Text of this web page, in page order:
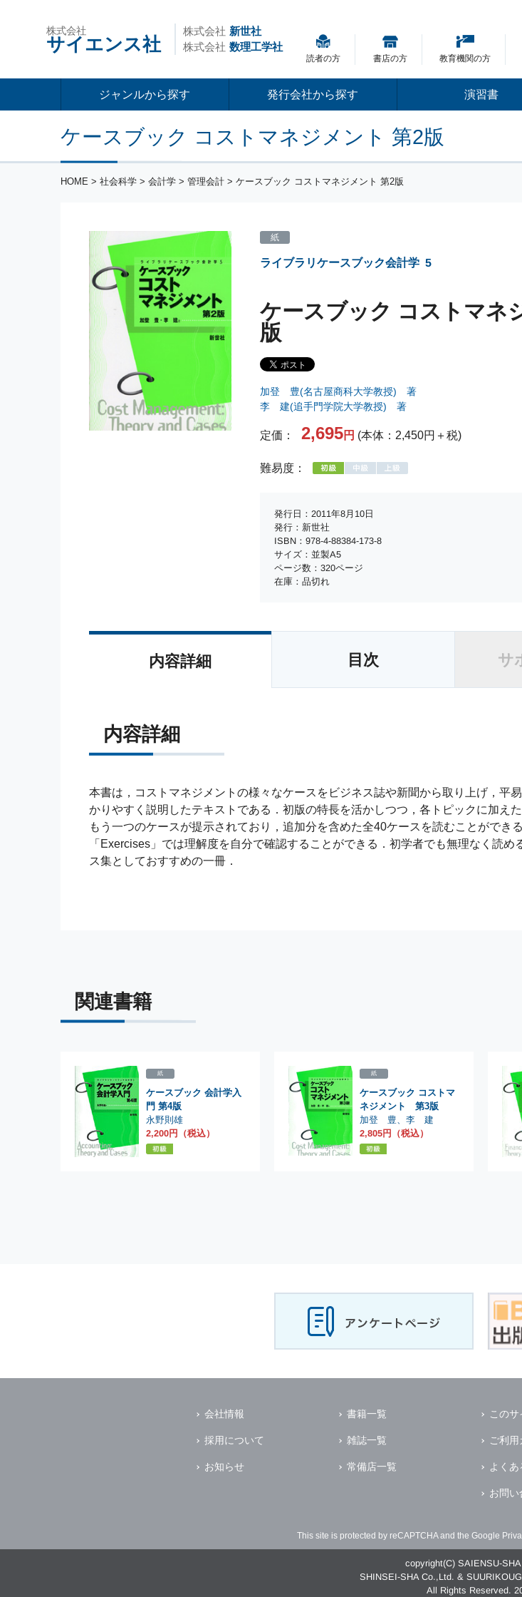
株式会社
サイエンス社
株式会社 新世社
株式会社 数理工学社
読者の方 書店の方 教育機関の方
ジャンルから探す 発行会社から探す 演習書
ケースブック コストマネジメント 第2版
HOME > 社会科学 > 会計学 > 管理会計 > ケースブック コストマネジメント 第2版
紙
ライブラリケースブック会計学 5
ケースブック コストマネ
版
加登 豊(名古屋商科大学教授) 著
李 建(追手門学院大学教授) 著
定価： 2,695円 (本体：2,450円＋税)
難易度：
発行日：2011年8月10日
発行：新世社
ISBN：978-4-88384-173-8
サイズ：並製A5
ページ数：320ページ
在庫：品切れ
内容詳細 目次 サ
内容詳細
本書は，コストマネジメントの様々なケースをビジネス誌や新聞から取り上げ，平
かりやすく説明したテキストである．初版の特長を活かしつつ，各トピックに加え
もう一つのケースが提示されており，追加分を含めた全40ケースを読むことができ
「Exercises」では理解度を自分で確認することができる．初学者でも無理なく読め
ス集としておすすめの一冊．
関連書籍
紙
ケースブック 会計学入
門 第4版
永野則雄
2,200円（税込）
紙
ケースブック コストマ
ネジメント 第3版
加登 豊、李 建
2,805円（税込）
会社情報
採用について
お知らせ
書籍一覧
雑誌一覧
常備店一覧
この
ご利用
よくあ
お問い
This site is protected by reCAPTCHA and the Google
copyright(C) SAIENSU-
SHINSEI-SHA Co.,Ltd. &
All Rights Reserved.